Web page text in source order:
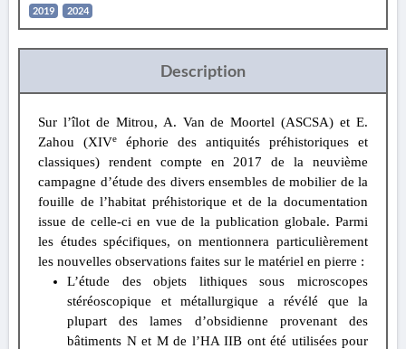
2019
2024
Description
Sur l’îlot de Mitrou, A. Van de Moortel (ASCSA) et E.
Zahou (XIVe
éphorie des antiquités préhistoriques et
classiques) rendent compte en 2017 de la neuvième
campagne d’étude des divers ensembles de mobilier de la
fouille de l’habitat préhistorique et de la documentation
issue de celle-ci en vue de la publication globale. Parmi
les études spécifiques, on mentionnera particulièrement
les nouvelles observations faites sur le matériel en pierre :
L’étude des objets lithiques sous microscopes
stéréoscopique et métallurgique a révélé que la
plupart des lames d’obsidienne provenant des
bâtiments N et M de l’HA IIB ont été utilisées pour